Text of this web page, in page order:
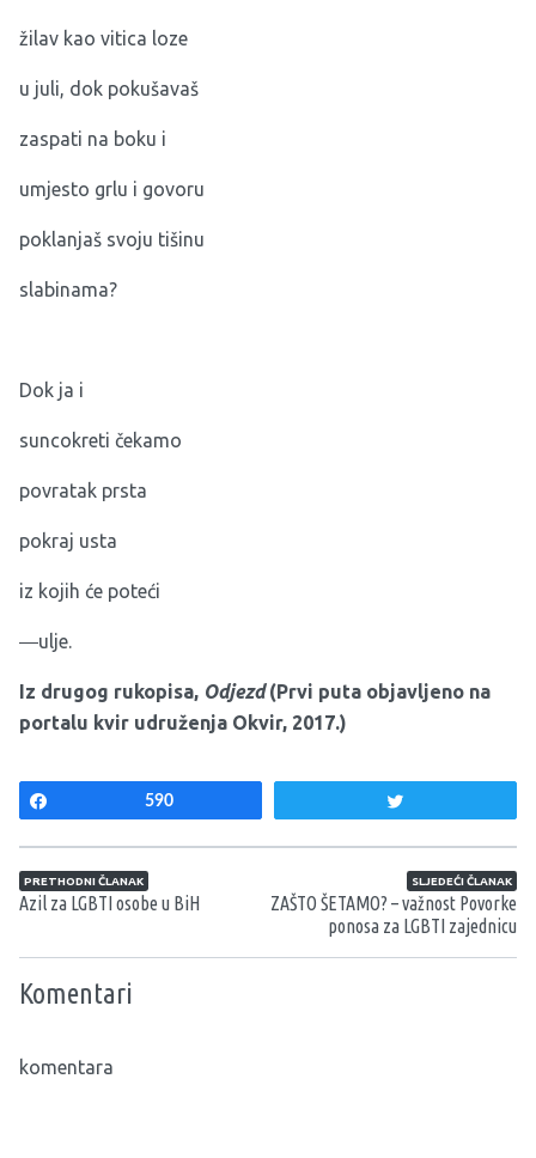
žilav kao vitica loze
u juli, dok pokušavaš
zaspati na boku i
umjesto grlu i govoru
poklanjaš svoju tišinu
slabinama?
Dok ja i
suncokreti čekamo
povratak prsta
pokraj usta
iz kojih će poteći
―ulje.
Iz drugog rukopisa, Odjezd(Prvi puta objavljeno na
portalu kvir udruženja Okvir, 2017.)
590
Navigacija članaka
PRETHODNI ČLANAK
Azil za LGBTI osobe u BiH
SLJEDEĆI ČLANAK
ZAŠTO ŠETAMO? – važnost Povorke
ponosa za LGBTI zajednicu
Komentari
komentara